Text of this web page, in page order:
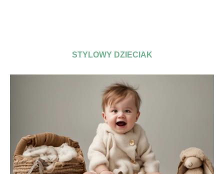
STYLOWY DZIECIAK